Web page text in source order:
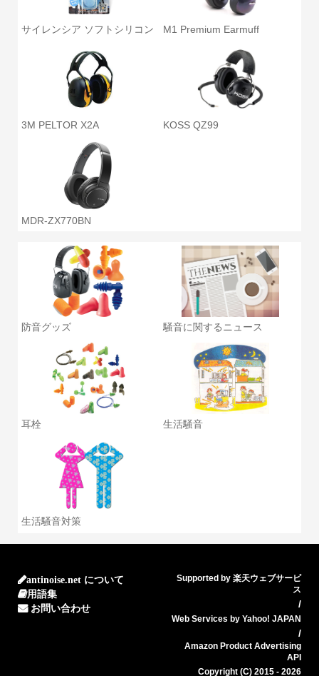
サイレンシア ソフトシリコン M1 Premium Earmuff
3M PELTOR X2A KOSS QZ99
MDR-ZX770BN
防音グッズ 騒音に関するニュース
耳栓 生活騒音
生活騒音対策
antinoise.net について
用語集
お問い合わせ
Supported by 楽天ウェブサービ
ス
/
Web Services by Yahoo! JAPAN
/
Amazon Product Advertising
API
Copyright (C) 2015 - 2026